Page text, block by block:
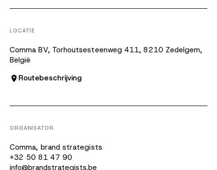
LOCATIE
Comma BV, Torhoutsesteenweg 411, 8210 Zedelgem,
België
Routebeschrijving
ORGANISATOR
Comma, brand strategists
+32 50 81 47 90
info@brandstrategists.be